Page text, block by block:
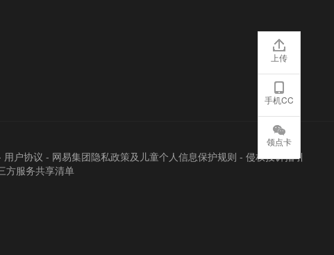
用户协议 - 网易集团隐私政策及儿童个人信息保护规则 - 侵权投诉指引
方服务共享清单
上传
手机CC
领点卡